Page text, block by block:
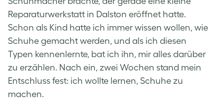
Reparaturwerkstatt in Dalston eröffnet hatte.
Schon als Kind hatte ich immer wissen wollen, wie
Schuhe gemacht werden, und als ich diesen
Typen kennenlernte, bat ich ihn, mir alles darüber
zu erzählen. Nach ein, zwei Wochen stand mein
Entschluss fest: ich wollte lernen, Schuhe zu
machen.